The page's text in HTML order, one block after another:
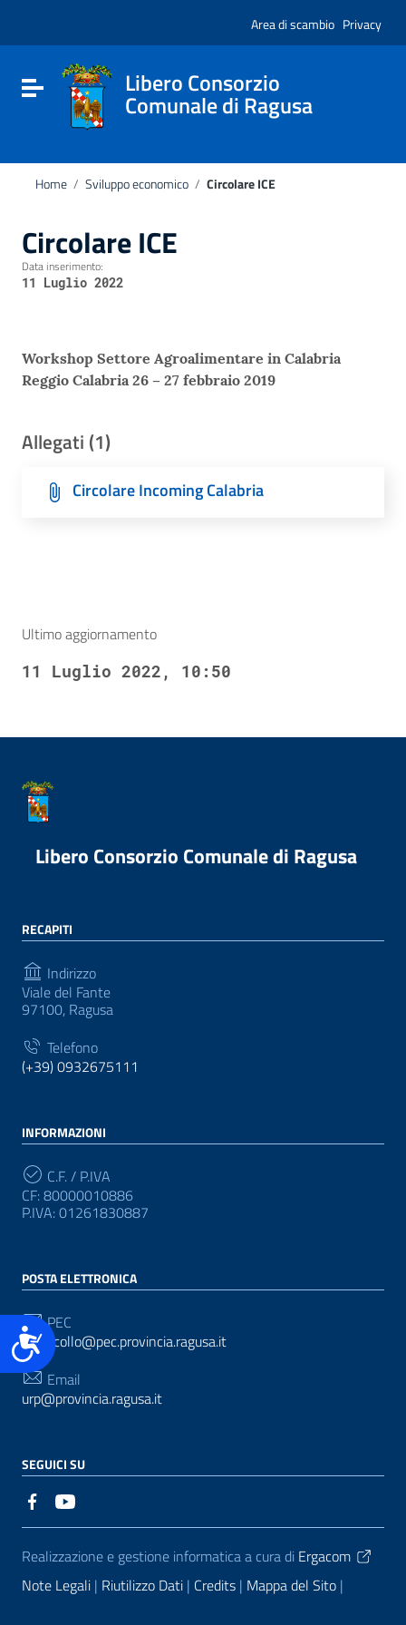
sito
include
Accessibilità
Vai al footer
Area di scambio Privacy
Attiva / disattiva la navigazione
Libero Consorzio
Comunale di Ragusa
Home / Sviluppo economico / Circolare ICE
Circolare ICE
Data inserimento:
11 Luglio 2022
Workshop Settore Agroalimentare in Calabria
Reggio Calabria 26 – 27 febbraio 2019
Allegati (1)
Circolare Incoming Calabria
Ultimo aggiornamento
11 Luglio 2022, 10:50
Libero Consorzio Comunale di Ragusa
RECAPITI
Indirizzo
Viale del Fante
97100, Ragusa
Telefono
(+39) 0932675111
INFORMAZIONI
C.F. / P.IVA
CF: 80000010886
P.IVA: 01261830887
POSTA ELETTRONICA
PEC
protocollo@pec.provincia.ragusa.it
Email
urp@provincia.ragusa.it
SEGUICI SU
Sezione Link Utili
Realizzazione e gestione informatica a cura di Ergacom
Note Legali Riutilizzo Dati Credits Mappa del Sito